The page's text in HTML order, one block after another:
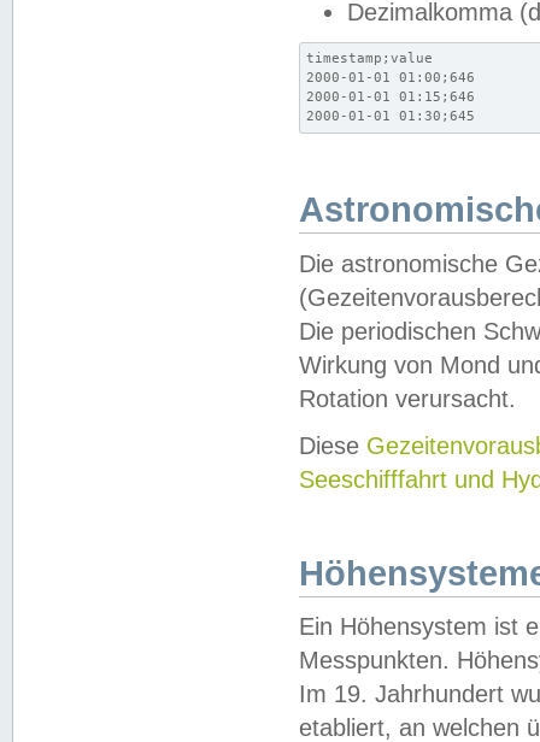
Dezimalkomma
timestamp;value
2000-01-01 01:00;646
2000-01-01 01:15;646
2000-01-01 01:30;645
Die astronomische
Die periodischen
Wirkung von Mond
Rotation verursacht.
Diese
Seeschifffahrt und
Ein Höhensystem ist
Messpunkten.
Im 19. Jahrhundert
etabliert, an welchen